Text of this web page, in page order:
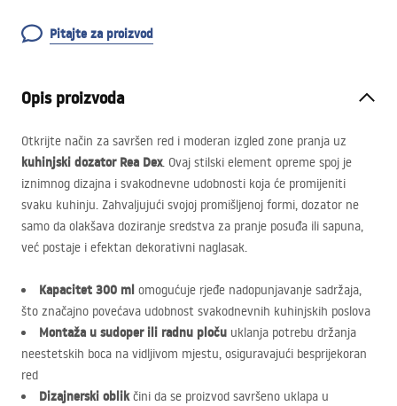
Pitajte za proizvod
Opis proizvoda
Otkrijte način za savršen red i moderan izgled zone pranja uz
kuhinjski dozator Rea Dex. Ovaj stilski element opreme spoj je
iznimnog dizajna i svakodnevne udobnosti koja će promijeniti
svaku kuhinju. Zahvaljujući svojoj promišljenoj formi, dozator ne
samo da olakšava doziranje sredstva za pranje posuđa ili sapuna,
već postaje i efektan dekorativni naglasak.
Kapacitet 300 ml omogućuje rjeđe nadopunjavanje sadržaja,
što značajno povećava udobnost svakodnevnih kuhinjskih poslova
Montaža u sudoper ili radnu ploču uklanja potrebu držanja
neestetskih boca na vidljivom mjestu, osiguravajući besprijekoran
red
Dizajnerski oblikčini da se proizvod savršeno uklapa u